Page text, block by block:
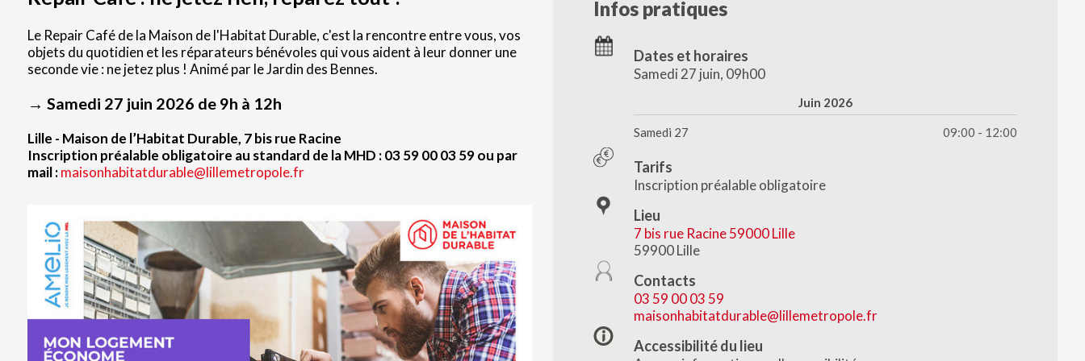
Le Repair Café de la Maison de l'Habitat Durable, c'est la rencontre entre vous, vos
objets du quotidien et les réparateurs bénévoles qui vous aident à leur donner une
seconde vie : ne jetez plus ! Animé par le Jardin des Bennes.
→ Samedi 27 juin 2026 de 9h à 12h
Lille - Maison de l’Habitat Durable, 7 bis rue Racine
Inscription préalable obligatoire au standard de la MHD : 03 59 00 03 59 ou par
mail : maisonhabitatdurable@lillemetropole.fr
Infos pratiques
Dates et horaires
Samedi 27 juin, 09h00
Juin 2026
Samedi 27 09:00 - 12:00
Tarifs
Inscription préalable obligatoire
Lieu
7 bis rue Racine 59000 Lille
59900 Lille
Contacts
03 59 00 03 59
maisonhabitatdurable@lillemetropole.fr
Accessibilité du lieu